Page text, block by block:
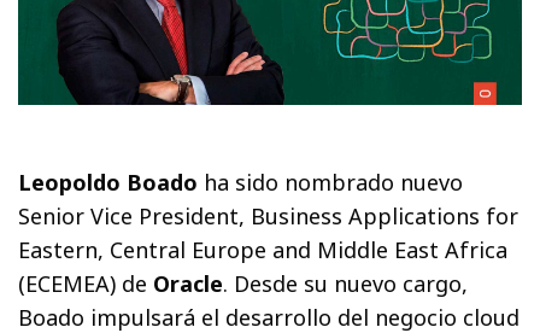
Leopoldo Boado ha sido nombrado nuevo
Senior Vice President, Business Applications for
Eastern, Central Europe and Middle East Africa
(ECEMEA) de Oracle. Desde su nuevo cargo,
Boado impulsará el desarrollo del negocio cloud